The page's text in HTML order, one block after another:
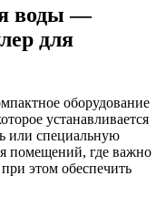
воды —
для
оборудование
устанавливается
или специальную
помещений, где важно
этом обеспечить